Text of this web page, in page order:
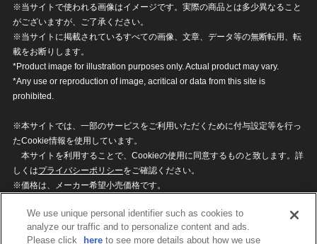
※当サイトで使われる画像はイメージです。実際の商品とは多少異なること
がございますが、ご了承ください。
※当サイトに掲載されているすべての画像、文章、データ等の無断転用、転
載をお断りします。
*Product image for illustration purposes only. Actual product may vary.
*Any use or reproduction of image, acritical or data from this site is
prohibited.
※本サイトでは、一部のサービスをご利用いただくために付与設定等を行っ
たCookie情報を使用しています。
本サイトを利用することで、Cookieの使用に同意するものと致します。詳
しくはプライバシーポリシーをご確認ください。
※価格は、メーカー希望小売価格です。
ざいますのでご了承ください。
We use unique personal identifier such as cookies to
analyze our traffic and to personalize content and ads.
Please click
here to see more details about how we use